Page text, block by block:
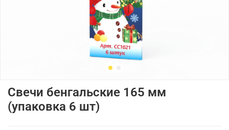
Свечи бенгальские 165 мм
(упаковка 6 шт)